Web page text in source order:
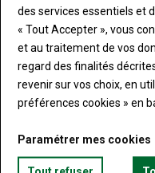
titre
TITRE
BodyChoisissez
compte pour
des services essentiels et
« Tout Accepter », vous
et au traitement de vos
regard des finalités
revenir sur vos choix, en
préférences cookies » en
Paramétrer mes cookies